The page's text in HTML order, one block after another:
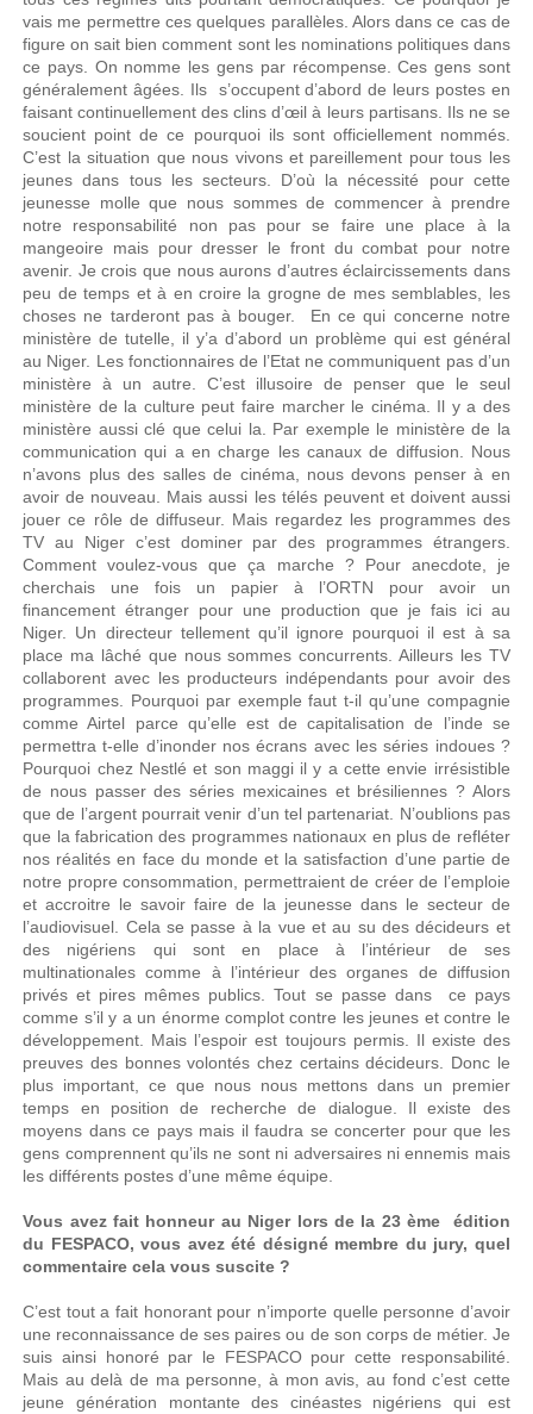
vais me permettre ces quelques parallèles. Alors dans ce cas de
figure on sait bien comment sont les nominations politiques dans
ce pays. On nomme les gens par récompense. Ces gens sont
généralement âgées. Ils s’occupent d’abord de leurs postes en
faisant continuellement des clins d’œil à leurs partisans. Ils ne se
soucient point de ce pourquoi ils sont officiellement nommés.
C’est la situation que nous vivons et pareillement pour tous les
jeunes dans tous les secteurs. D’où la nécessité pour cette
jeunesse molle que nous sommes de commencer à prendre
notre responsabilité non pas pour se faire une place à la
mangeoire mais pour dresser le front du combat pour notre
avenir. Je crois que nous aurons d’autres éclaircissements dans
peu de temps et à en croire la grogne de mes semblables, les
choses ne tarderont pas à bouger. En ce qui concerne notre
ministère de tutelle, il y’a d’abord un problème qui est général
au Niger. Les fonctionnaires de l’Etat ne communiquent pas d’un
ministère à un autre. C’est illusoire de penser que le seul
ministère de la culture peut faire marcher le cinéma. Il y a des
ministère aussi clé que celui la. Par exemple le ministère de la
communication qui a en charge les canaux de diffusion. Nous
n’avons plus des salles de cinéma, nous devons penser à en
avoir de nouveau. Mais aussi les télés peuvent et doivent aussi
jouer ce rôle de diffuseur. Mais regardez les programmes des
TV au Niger c’est dominer par des programmes étrangers.
Comment voulez-vous que ça marche ? Pour anecdote, je
cherchais une fois un papier à l’ORTN pour avoir un
financement étranger pour une production que je fais ici au
Niger. Un directeur tellement qu’il ignore pourquoi il est à sa
place ma lâché que nous sommes concurrents. Ailleurs les TV
collaborent avec les producteurs indépendants pour avoir des
programmes. Pourquoi par exemple faut t-il qu’une compagnie
comme Airtel parce qu’elle est de capitalisation de l’inde se
permettra t-elle d’inonder nos écrans avec les séries indoues ?
Pourquoi chez Nestlé et son maggi il y a cette envie irrésistible
de nous passer des séries mexicaines et brésiliennes ? Alors
que de l’argent pourrait venir d’un tel partenariat. N’oublions pas
que la fabrication des programmes nationaux en plus de refléter
nos réalités en face du monde et la satisfaction d’une partie de
notre propre consommation, permettraient de créer de l’emploie
et accroitre le savoir faire de la jeunesse dans le secteur de
l’audiovisuel. Cela se passe à la vue et au su des décideurs et
des nigériens qui sont en place à l’intérieur de ses
multinationales comme à l’intérieur des organes de diffusion
privés et pires mêmes publics. Tout se passe dans ce pays
comme s’il y a un énorme complot contre les jeunes et contre le
développement. Mais l’espoir est toujours permis. Il existe des
preuves des bonnes volontés chez certains décideurs. Donc le
plus important, ce que nous nous mettons dans un premier
temps en position de recherche de dialogue. Il existe des
moyens dans ce pays mais il faudra se concerter pour que les
gens comprennent qu’ils ne sont ni adversaires ni ennemis mais
les différents postes d’une même équipe.
Vous avez fait honneur au Niger lors de la 23 ème édition
du FESPACO, vous avez été désigné membre du jury, quel
commentaire cela vous suscite ?
C’est tout a fait honorant pour n’importe quelle personne d’avoir
une reconnaissance de ses paires ou de son corps de métier. Je
suis ainsi honoré par le FESPACO pour cette responsabilité.
Mais au delà de ma personne, à mon avis, au fond c’est cette
jeune génération montante des cinéastes nigériens qui est